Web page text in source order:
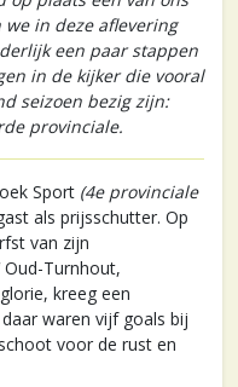
in deze aflevering
een paar stappen
in de kijker die vooral
seizoen bezig zijn:
provinciale.
Sport (4e provinciale
als prijsschutter. Op
van zijn
Oud-Turnhout,
kreeg een
waren vijf goals bij
voor de rust en